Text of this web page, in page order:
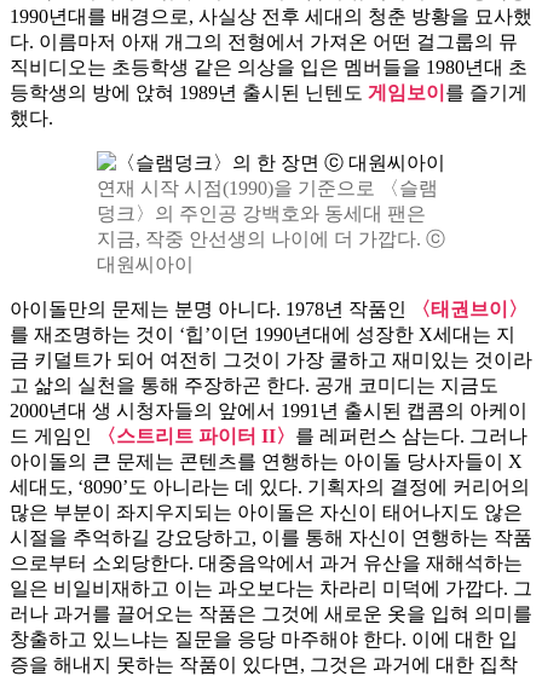
1990년대를 배경으로, 사실상 전후 세대의 청춘 방황을 묘사했
다. 이름마저 아재 개그의 전형에서 가져온 어떤 걸그룹의 뮤
직비디오는 초등학생 같은 의상을 입은 멤버들을 1980년대 초
등학생의 방에 앉혀 1989년 출시된 닌텐도 게임보이 를 즐기게
했다.
연재 시작 시점(1990)을 기준으로 〈슬램
덩크〉의 주인공 강백호와 동세대 팬은
지금, 작중 안선생의 나이에 더 가깝다. ⓒ
대원씨아이
아이돌만의 문제는 분명 아니다. 1978년 작품인
〈태권브이〉
를 재조명하는 것이 ‘힙’이던 1990년대에 성장한 X세대는 지
금 키덜트가 되어 여전히 그것이 가장 쿨하고 재미있는 것이라
고 삶의 실천을 통해 주장하곤 한다. 공개 코미디는 지금도
2000년대 생 시청자들의 앞에서 1991년 출시된 캡콤의 아케이
드 게임인
〈스트리트 파이터 II〉 를 레퍼런스 삼는다. 그러나
아이돌의 큰 문제는 콘텐츠를 연행하는 아이돌 당사자들이 X
세대도, ‘8090’도 아니라는 데 있다. 기획자의 결정에 커리어의
많은 부분이 좌지우지되는 아이돌은 자신이 태어나지도 않은
시절을 추억하길 강요당하고, 이를 통해 자신이 연행하는 작품
으로부터 소외당한다. 대중음악에서 과거 유산을 재해석하는
일은 비일비재하고 이는 과오보다는 차라리 미덕에 가깝다. 그
러나 과거를 끌어오는 작품은 그것에 새로운 옷을 입혀 의미를
창출하고 있느냐는 질문을 응당 마주해야 한다. 이에 대한 입
증을 해내지 못하는 작품이 있다면, 그것은 과거에 대한 집착